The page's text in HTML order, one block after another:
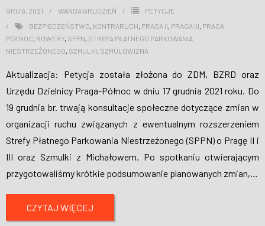
GRU 6, 2021 WANDA GRUDZIEŃ
PETYCJE
BEZPIECZEŃSTWO, KONTRARUCH, PRAGA II, PRAGA III, PRAGA
PÓŁNOC, ROWERY, SPPN, STREFA PŁATNEGO PARKOWANIA
NIESTRZEŻONEGO, SZMULKI, SZMULOWIZNA
Aktualizacja: Petycja została złożona do ZDM, BZRD oraz
Urzędu Dzielnicy Praga-Północ w dniu 17 grudnia 2021 roku. Do
19 grudnia br. trwają konsultacje społeczne dotyczące zmian w
organizacji ruchu związanych z ewentualnym rozszerzeniem
Strefy Płatnego Parkowania Niestrzeżonego (SPPN) o Pragę II i
III oraz Szmulki z Michałowem. Po spotkaniu otwierającym
przygotowaliśmy krótkie podsumowanie planowanych zmian,…
CZYTAJ WIĘCEJ